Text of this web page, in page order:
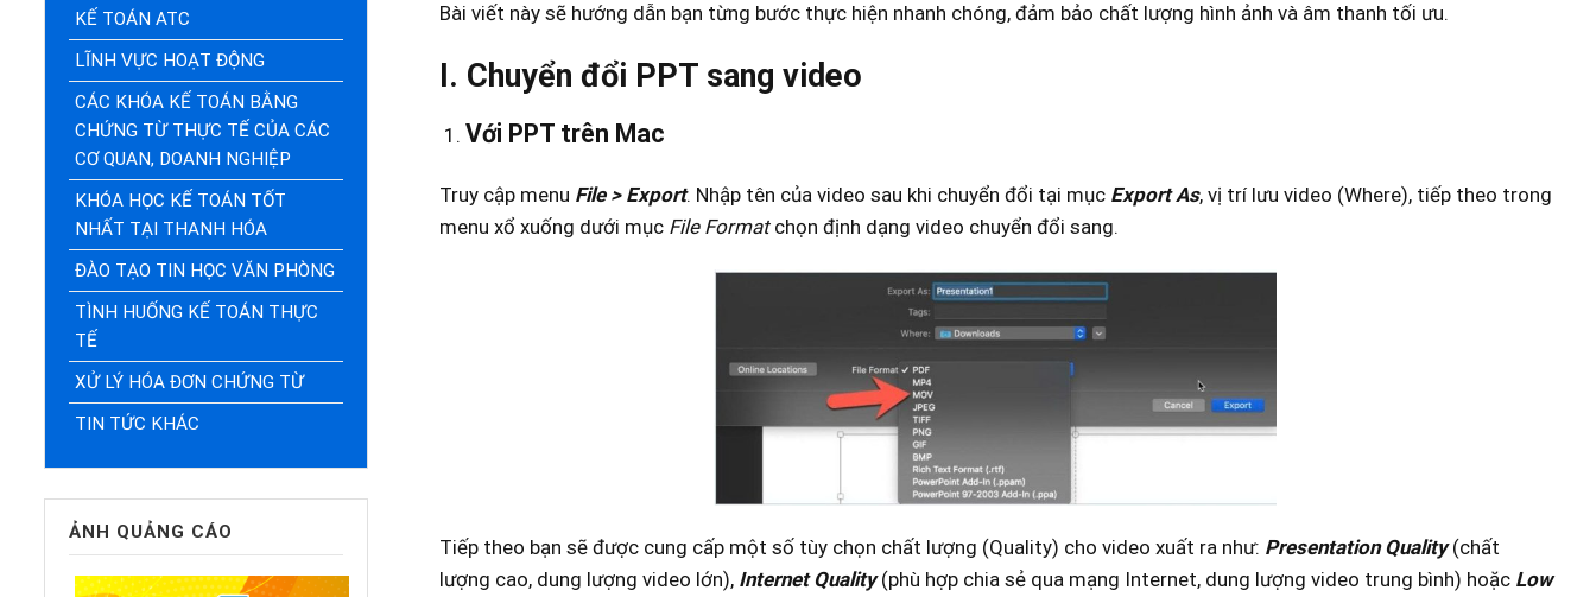
KẾ TOÁN ATC
LĨNH VỰC HOẠT ĐỘNG
CÁC KHÓA KẾ TOÁN BẰNG
CHỨNG TỪ THỰC TẾ CỦA CÁC
CƠ QUAN, DOANH NGHIỆP
KHÓA HỌC KẾ TOÁN TỐT
NHẤT TẠI THANH HÓA
ĐÀO TẠO TIN HỌC VĂN PHÒNG
TÌNH HUỐNG KẾ TOÁN THỰC
TẾ
XỬ LÝ HÓA ĐƠN CHỨNG TỪ
TIN TỨC KHÁC
ẢNH QUẢNG CÁO
Bài viết này sẽ hướng dẫn bạn từng bước thực hiện nhanh chóng, đảm bảo chất lượng hình ảnh và âm thanh tối ưu.
I. Chuyển đổi PPT sang video
Với PPT trên Mac
Truy cập menu File > Export. Nhập tên của video sau khi chuyển đổi tại mục Export As, vị trí lưu video (Where), tiếp theo trong
menu xổ xuống dưới mục File Format chọn định dạng video chuyển đổi sang.
Tiếp theo bạn sẽ được cung cấp một số tùy chọn chất lượng (Quality) cho video xuất ra như: Presentation Quality(chất
lượng cao, dung lượng video lớn), Internet Quality(phù hợp chia sẻ qua mạng Internet, dung lượng video trung bình) hoặc Low